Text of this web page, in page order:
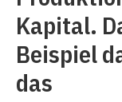
Kapital.
Beispiel
das